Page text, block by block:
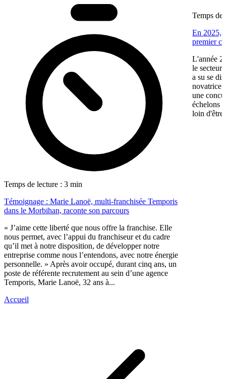
Temps de lecture : 3 min
Témoignage : Marie Lanoë, multi-franchisée Temporis
dans le Morbihan, raconte son parcours
« J’aime cette liberté que nous offre la franchise. Elle
nous permet, avec l’appui du franchiseur et du cadre
qu’il met à notre disposition, de développer notre
entreprise comme nous l’entendons, avec notre énergie
personnelle. » Après avoir occupé, durant cinq ans, un
poste de référente recrutement au sein d’une agence
Temporis, Marie Lanoë, 32 ans à...
Temps de
En 2025,
premier
L'année
le secteur
a su se
novatrice.
une
échelons
loin d'être
Accueil